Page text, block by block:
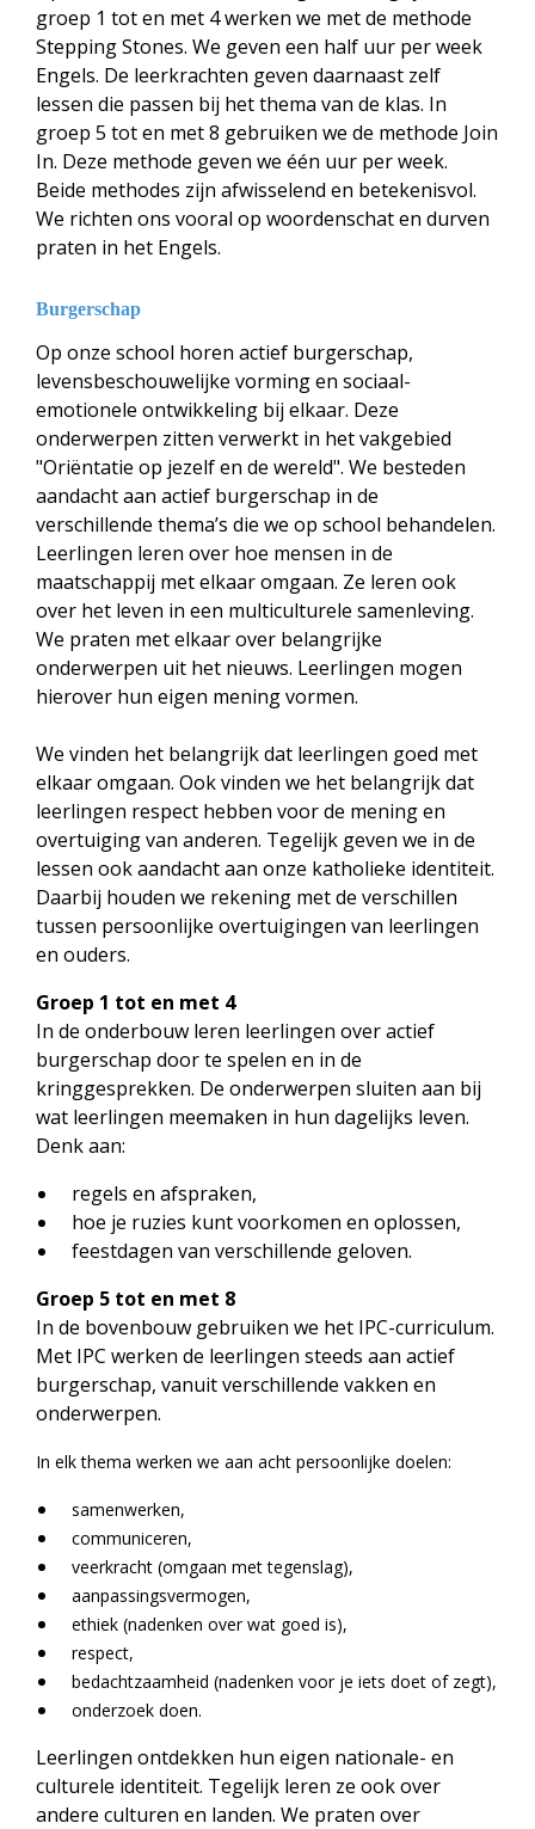
groep 1 tot en met 4 werken we met de methode
Stepping Stones. We geven een half uur per week
Engels. De leerkrachten geven daarnaast zelf
lessen die passen bij het thema van de klas. In
groep 5 tot en met 8 gebruiken we de methode Join
In. Deze methode geven we één uur per week.
Beide methodes zijn afwisselend en betekenisvol.
We richten ons vooral op woordenschat en durven
praten in het Engels.
Burgerschap
Op onze school horen actief burgerschap,
levensbeschouwelijke vorming en sociaal-
emotionele ontwikkeling bij elkaar. Deze
onderwerpen zitten verwerkt in het vakgebied
"Oriëntatie op jezelf en de wereld". We besteden
aandacht aan actief burgerschap in de
verschillende thema’s die we op school behandelen.
Leerlingen leren over hoe mensen in de
maatschappij met elkaar omgaan. Ze leren ook
over het leven in een multiculturele samenleving.
We praten met elkaar over belangrijke
onderwerpen uit het nieuws. Leerlingen mogen
hierover hun eigen mening vormen.
We vinden het belangrijk dat leerlingen goed met
elkaar omgaan. Ook vinden we het belangrijk dat
leerlingen respect hebben voor de mening en
overtuiging van anderen. Tegelijk geven we in de
lessen ook aandacht aan onze katholieke identiteit.
Daarbij houden we rekening met de verschillen
tussen persoonlijke overtuigingen van leerlingen
en ouders.
Groep 1 tot en met 4
In de onderbouw leren leerlingen over actief
burgerschap door te spelen en in de
kringgesprekken. De onderwerpen sluiten aan bij
wat leerlingen meemaken in hun dagelijks leven.
Denk aan:
regels en afspraken,
hoe je ruzies kunt voorkomen en oplossen,
feestdagen van verschillende geloven.
Groep 5 tot en met 8
In de bovenbouw gebruiken we het IPC-curriculum.
Met IPC werken de leerlingen steeds aan actief
burgerschap, vanuit verschillende vakken en
onderwerpen.
In elk thema werken we aan acht persoonlijke doelen:
samenwerken,
communiceren,
veerkracht (omgaan met tegenslag),
aanpassingsvermogen,
ethiek (nadenken over wat goed is),
respect,
bedachtzaamheid (nadenken voor je iets doet of zegt),
onderzoek doen.
Leerlingen ontdekken hun eigen nationale- en
culturele identiteit. Tegelijk leren ze ook over
andere culturen en landen. We praten over